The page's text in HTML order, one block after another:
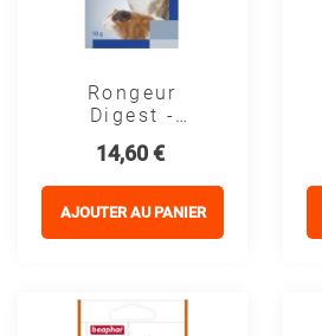
Rongeur
Digest -
Prix
14,60 €
AJOUTER AU PANIER